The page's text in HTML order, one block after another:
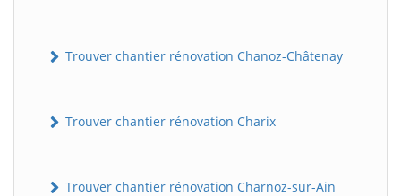
Trouver chantier rénovation Chanoz-Châtenay
Trouver chantier rénovation Charix
Trouver chantier rénovation Charnoz-sur-Ain